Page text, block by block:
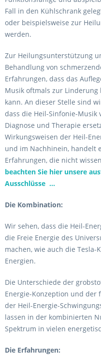
Fall in den Kühlschrank
oder beispielsweise zur
werden.
Zur Heilungsunterstützung
Behandlung von
Erfahrungen, dass das
Musik oftmals zur
kann. An dieser Stelle sind
dass die Heil-Sinfonie-Musik
Diagnose und Therapie
Wirkungsweisen der Heil-
und im Nachhinein, handelt
Erfahrungen, die nicht
beachten Sie hier unsere
Ausschlüsse ...
Die Kombination:
Wir sehen, dass die Heil-
die Freie Energie des
machen, wie auch die
Energien.
Die Unterschiede der
Energie-Konzeption und
der Heil-Energie-
lassen in der kombinierten
Spektrum in vielen
Die Erfahrungen: